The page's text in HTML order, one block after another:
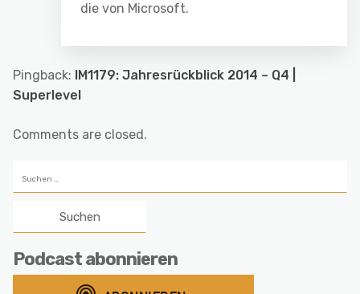
die von Microsoft.
Pingback:
IM1179: Jahresrückblick 2014 – Q4 |
Superlevel
Comments are closed.
nach:
Podcast abonnieren